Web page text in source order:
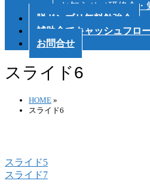
お知らせ（研修会・
脱ドンブリ無料勉強会
補助金でキャッシュフロ
お問合せ
スライド6
HOME »
スライド6
スライド5
スライド7